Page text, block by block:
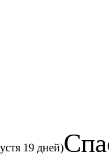
19 дней)